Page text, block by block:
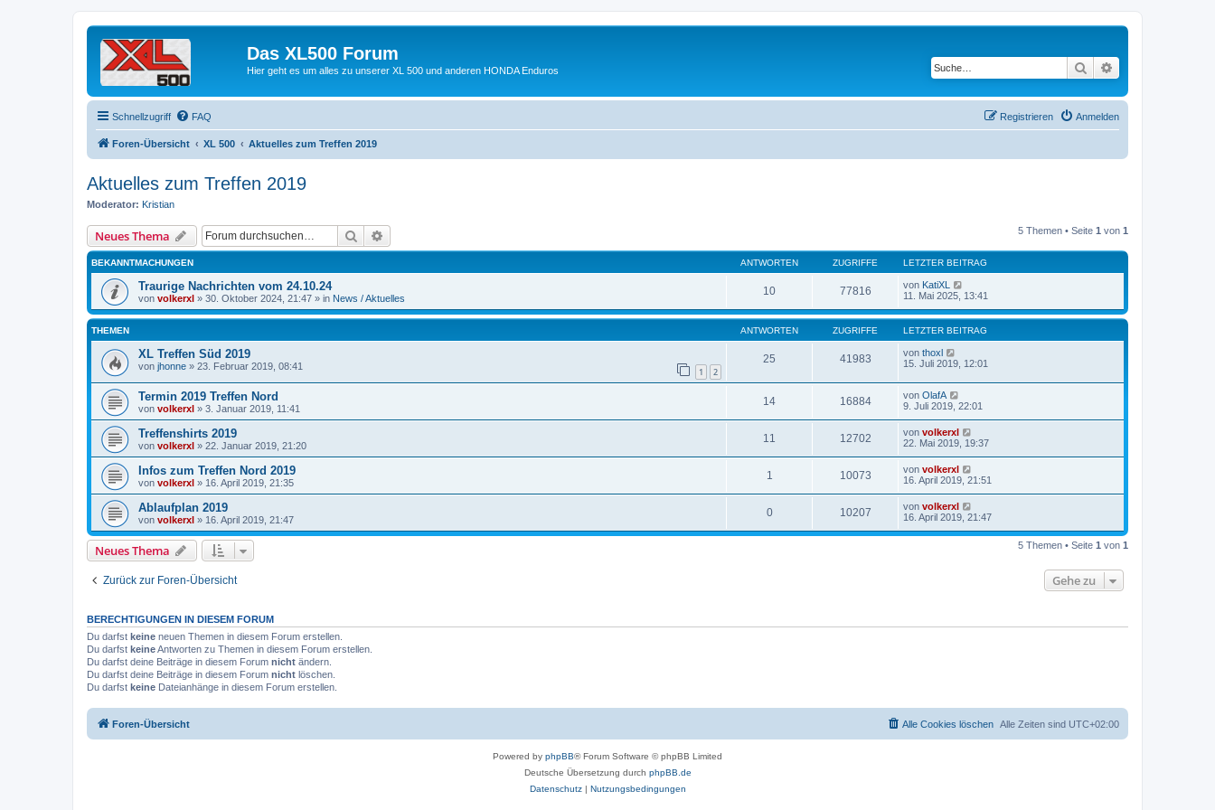
Das XL500 Forum
Hier geht es um alles zu unserer XL 500 und anderen HONDA Enduros Suche
Schnellzugriff FAQ Anmelden
Registrieren
Foren-Übersicht XL 500 Aktuelles zum Treffen 2019
Aktuelles zum Treffen 2019
Moderator: Kristian
Neues Thema Suche 5 Themen • Seite 1 von 1
BEKANNTMACHUNGEN ANTWORTEN ZUGRIFFE LETZTER BEITRAG
Traurige Nachrichten vom 24.10.24
von volkerxl » 30. Oktober 2024, 21:47 » in News / Aktuelles
10 77816 von KatiXL
11. Mai 2025, 13:41
THEMEN ANTWORTEN ZUGRIFFE LETZTER BEITRAG
XL Treffen Süd 2019
von jhonne » 23. Februar 2019, 08:41 1 2
25 41983 von thoxl
15. Juli 2019, 12:01
Termin 2019 Treffen Nord
von volkerxl » 3. Januar 2019, 11:41
14 16884 von OlafA
9. Juli 2019, 22:01
Treffenshirts 2019
von volkerxl » 22. Januar 2019, 21:20
11 12702 von volkerxl
22. Mai 2019, 19:37
Infos zum Treffen Nord 2019
von volkerxl » 16. April 2019, 21:35
1 10073 von volkerxl
16. April 2019, 21:51
Ablaufplan 2019
von volkerxl » 16. April 2019, 21:47
0 10207 von volkerxl
16. April 2019, 21:47
Neues Thema 5 Themen • Seite 1 von 1
Zurück zur Foren-Übersicht Gehe zu
BERECHTIGUNGEN IN DIESEM FORUM
Du darfst keine neuen Themen in diesem Forum erstellen.
Du darfst keineAntworten zu Themen in diesem Forum erstellen.
Du darfst deine Beiträge in diesem Forum nicht ändern.
Du darfst deine Beiträge in diesem Forum nicht löschen.
Du darfst keine Dateianhänge in diesem Forum erstellen.
Foren-Übersicht Alle Zeiten sind UTC+02:00
Alle Cookies löschen
Powered by phpBB® Forum Software © phpBB Limited
Deutsche Übersetzung durch phpBB.de
Datenschutz| Nutzungsbedingungen